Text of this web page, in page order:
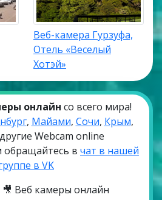
Веб-камера Гурзуфа,
Отель «Веселый
Хотэй»
онлайн со всего мира!
, Майами, Сочи, Крым,
Webcam online
обращайтесь в чат в нашей
в VK
Веб камеры онлайн